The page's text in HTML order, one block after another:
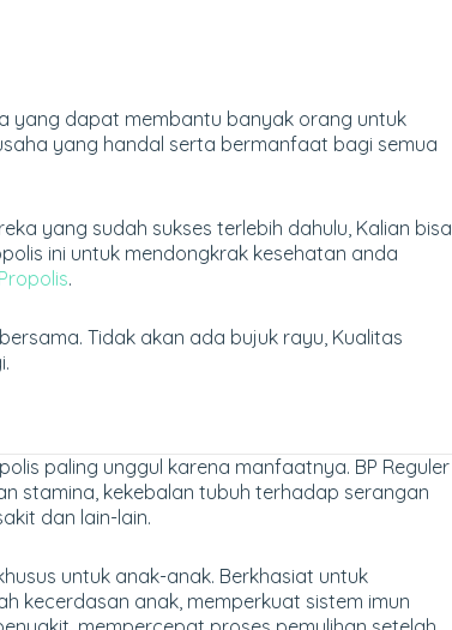
yang dapat membantu banyak orang untuk
yang handal serta bermanfaat bagi semua
yang sudah sukses terlebih dahulu, Kalian bisa
ini untuk mendongkrak kesehatan anda
Propolis.
Tidak akan ada bujuk rayu, Kualitas
paling unggul karena manfaatnya. BP Reguler
stamina, kekebalan tubuh terhadap serangan
dan lain-lain.
untuk anak-anak. Berkhasiat untuk
kecerdasan anak, memperkuat sistem imun